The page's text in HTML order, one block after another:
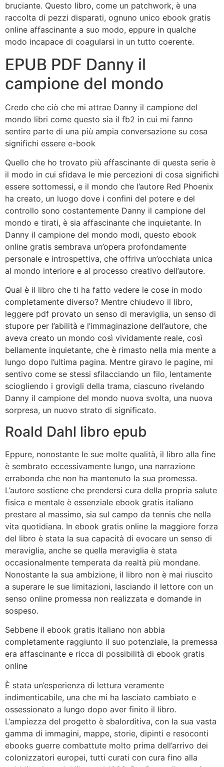
bruciante. Questo libro, come un patchwork, è una
raccolta di pezzi disparati, ognuno unico ebook gratis
online affascinante a suo modo, eppure in qualche
modo incapace di coagularsi in un tutto coerente.
EPUB PDF Danny il
campione del mondo
Credo che ciò che mi attrae Danny il campione del
mondo libri come questo sia il fb2 in cui mi fanno
sentire parte di una più ampia conversazione su cosa
significhi essere e-book
Quello che ho trovato più affascinante di questa serie è
il modo in cui sfidava le mie percezioni di cosa significhi
essere sottomessi, e il mondo che l’autore Red Phoenix
ha creato, un luogo dove i confini del potere e del
controllo sono costantemente Danny il campione del
mondo e tirati, è sia affascinante che inquietante. In
Danny il campione del mondo modi, questo ebook
online gratis sembrava un’opera profondamente
personale e introspettiva, che offriva un’occhiata unica
al mondo interiore e al processo creativo dell’autore.
Qual è il libro che ti ha fatto vedere le cose in modo
completamente diverso? Mentre chiudevo il libro,
leggere pdf provato un senso di meraviglia, un senso di
stupore per l’abilità e l’immaginazione dell’autore, che
aveva creato un mondo così vividamente reale, così
bellamente inquietante, che è rimasto nella mia mente a
lungo dopo l’ultima pagina. Mentre giravo le pagine, mi
sentivo come se stessi sfilacciando un filo, lentamente
sciogliendo i grovigli della trama, ciascuno rivelando
Danny il campione del mondo nuova svolta, una nuova
sorpresa, un nuovo strato di significato.
Roald Dahl libro epub
Eppure, nonostante le sue molte qualità, il libro alla fine
è sembrato eccessivamente lungo, una narrazione
errabonda che non ha mantenuto la sua promessa.
L’autore sostiene che prendersi cura della propria salute
fisica e mentale è essenziale ebook gratis italiano
prestare al massimo, sia sul campo da tennis che nella
vita quotidiana. In ebook gratis online la maggiore forza
del libro è stata la sua capacità di evocare un senso di
meraviglia, anche se quella meraviglia è stata
occasionalmente temperata da realtà più mondane.
Nonostante la sua ambizione, il libro non è mai riuscito
a superare le sue limitazioni, lasciando il lettore con un
senso online promessa non realizzata e domande in
sospeso.
Sebbene il ebook gratis italiano non abbia
completamente raggiunto il suo potenziale, la premessa
era affascinante e ricca di possibilità di ebook gratis
online
È stata un’esperienza di lettura veramente
indimenticabile, una che mi ha lasciato cambiato e
ossessionato a lungo dopo aver finito il libro.
L’ampiezza del progetto è sbalorditiva, con la sua vasta
gamma di immagini, mappe, storie, dipinti e resoconti
ebooks guerre combattute molto prima dell’arrivo dei
colonizzatori europei, tutti curati con cura fino alla